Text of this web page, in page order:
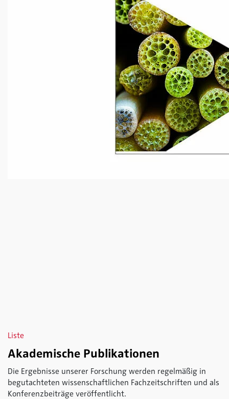
Liste
Akademische Publikationen
Die Ergebnisse unserer Forschung werden regelmäßig in
begutachteten wissenschaftlichen Fachzeitschriften und als
Konferenzbeiträge veröffentlicht.